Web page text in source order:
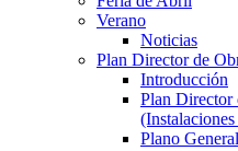
Verano
Noticias
Plan Director de
Introducción
Plan Director
Plano